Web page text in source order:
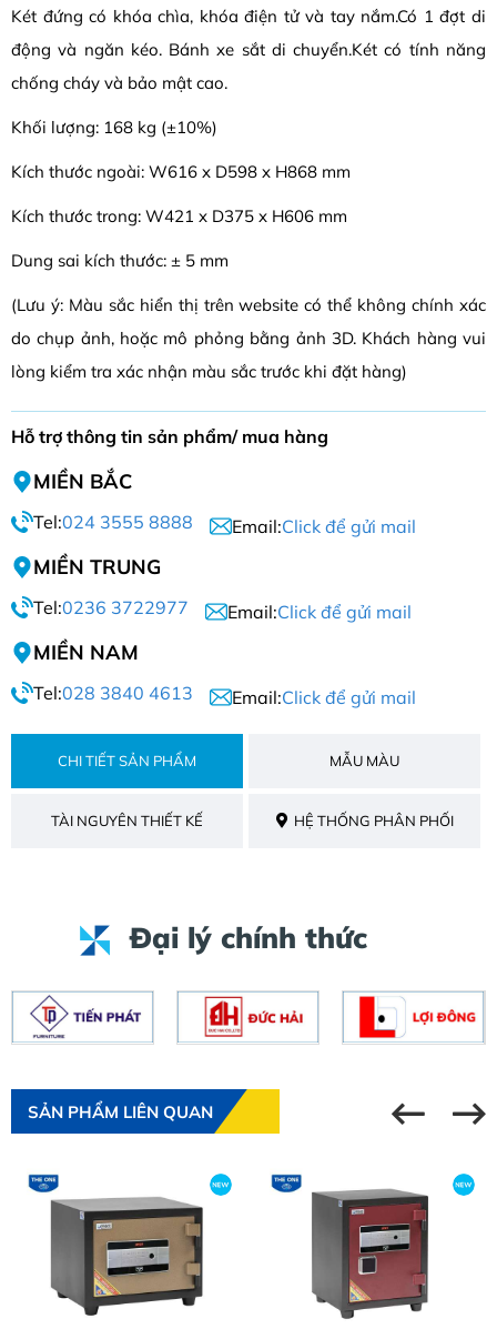
Két đứng có khóa chìa, khóa điện tử và tay nắm.Có 1 đợt di
động và ngăn kéo. Bánh xe sắt di chuyển.Két có tính năng
chống cháy và bảo mật cao.
Khối lượng: 168 kg (±10%)
Kích thước ngoài: W616 x D598 x H868 mm
Kích thước trong: W421 x D375 x H606 mm
Dung sai kích thước: ± 5 mm
(Lưu ý: Màu sắc hiển thị trên website có thể không chính xác
do chụp ảnh, hoặc mô phỏng bằng ảnh 3D. Khách hàng vui
lòng kiểm tra xác nhận màu sắc trước khi đặt hàng)
Hỗ trợ thông tin sản phẩm/ mua hàng
MIỀN BẮC
Tel:024 3555 8888 Email:Click để gửi mail
MIỀN TRUNG
Tel:0236 3722977 Email:Click để gửi mail
MIỀN NAM
Tel:028 3840 4613 Email:Click để gửi mail
CHI TIẾT SẢN PHẨM MẪU MÀU
TÀI NGUYÊN THIẾT KẾ HỆ THỐNG PHÂN PHỐI
Đại lý chính thức
SẢN PHẨM LIÊN QUAN